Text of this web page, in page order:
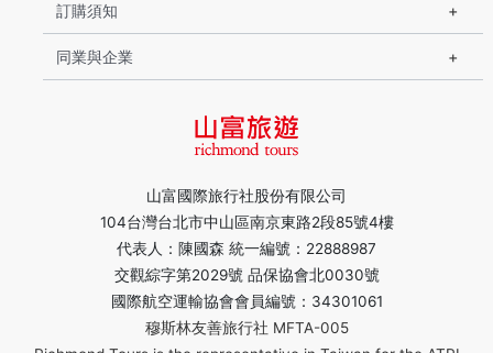
山富國際旅行社股份有限公司
104台灣台北市中山區南京東路2段85號4樓
代表人：陳國森 統一編號：22888987
交觀綜字第2029號 品保協會北0030號
國際航空運輸協會會員編號：34301061
穆斯林友善旅行社 MFTA-005
訂購須知
同業與企業